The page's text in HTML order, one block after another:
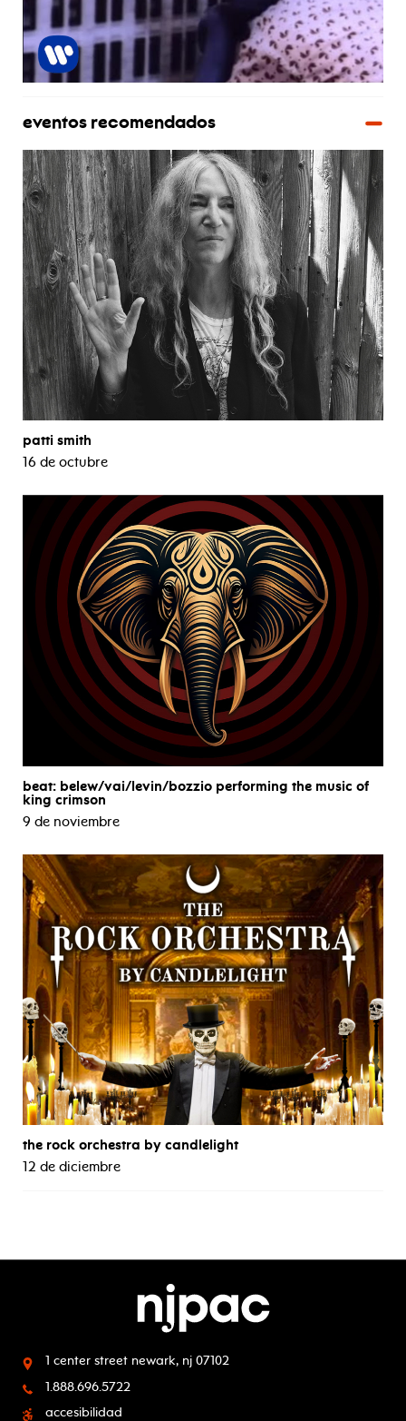
eventos recomendados
patti smith
16 de octubre
beat: belew/vai/levin/bozzio performing the music of
king crimson
9 de noviembre
the rock orchestra by candlelight
12 de diciembre
1 center street newark, nj 07102
1.888.696.5722
accesibilidad